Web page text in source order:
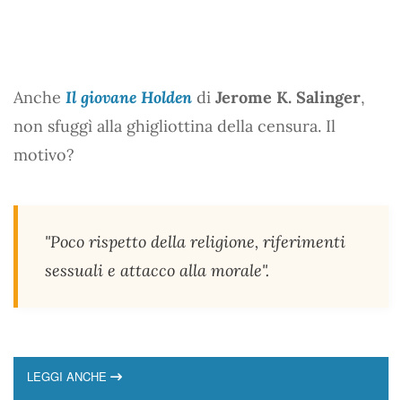
Anche Il giovane Holden di Jerome K. Salinger,
non sfuggì alla ghigliottina della censura. Il
motivo?
"Poco rispetto della religione, riferimenti
sessuali e attacco alla morale".
LEGGI ANCHE